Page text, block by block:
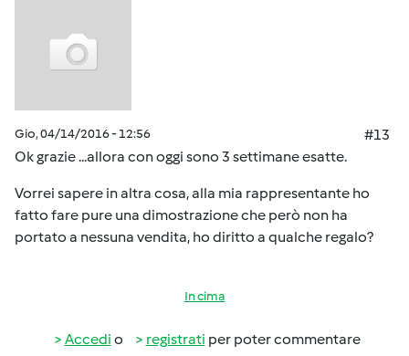
Gio, 04/14/2016 - 12:56
#13
Ok grazie ...allora con oggi sono 3 settimane esatte.
Vorrei sapere in altra cosa, alla mia rappresentante ho
fatto fare pure una dimostrazione che però non ha
portato a nessuna vendita, ho diritto a qualche regalo?
In cima
Accedi o registrati per poter commentare